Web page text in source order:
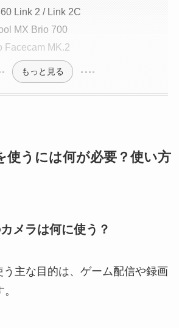
Link 2 / Link 2C
MX Brio 700
Facecam MK.2
もっと見る
使うには何が必要？使い方
メラは何に使う？
う主な目的は、ゲーム配信や録画